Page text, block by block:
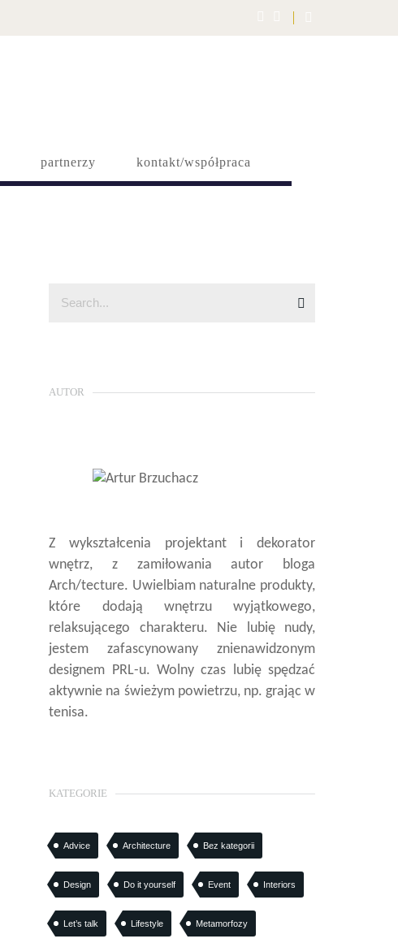
partnerzy kontakt/współpraca
AUTOR
Z wykształcenia projektant i dekorator
wnętrz, z zamiłowania autor bloga
Arch/tecture. Uwielbiam naturalne produkty,
które dodają wnętrzu wyjątkowego,
relaksującego charakteru. Nie lubię nudy,
jestem zafascynowany znienawidzonym
designem PRL-u. Wolny czas lubię spędzać
aktywnie na świeżym powietrzu, np. grając w
tenisa.
KATEGORIE
Advice Architecture Bez kategorii
Design Do it yourself Event Interiors
Let’s talk Lifestyle Metamorfozy